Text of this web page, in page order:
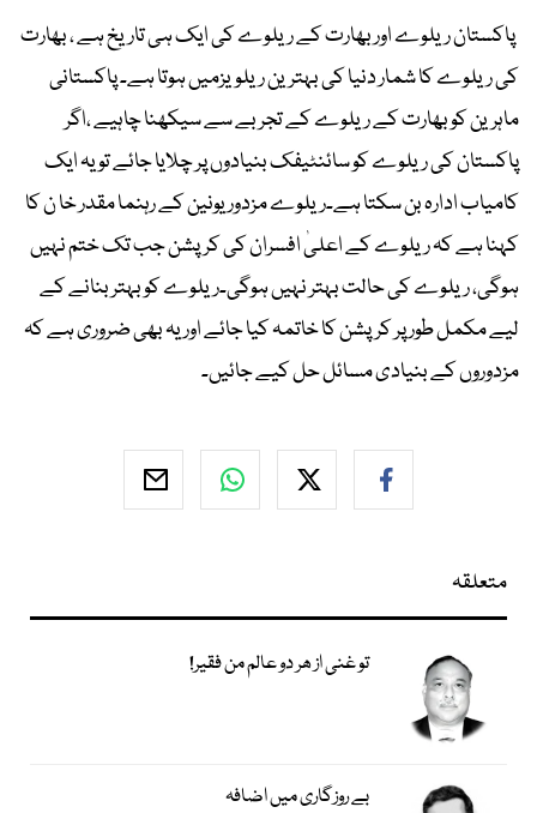
پاکستان ریلوے اور بھارت کے ریلوے کی ایک ہی تاریخ ہے ، بھارت
کی ریلوے کا شمار دنیا کی بہترین ریلویزمیں ہوتا ہے۔ پاکستانی
ماہرین کو بھارت کے ریلوے کے تجربے سے سیکھنا چاہیے ،اگر
پاکستان کی ریلوے کو سائنٹیفک بنیادوں پر چلایا جائے تو یہ ایک
کامیاب ادارہ بن سکتا ہے۔ریلوے مزدور یونین کے رہنما مقدر خا ن کا
کہنا ہے کہ ریلوے کے اعلیٰ افسران کی کرپشن جب تک ختم نہیں
ہوگی، ریلوے کی حالت بہتر نہیں ہوگی۔ریلوے کو بہتر بنانے کے
لیے مکمل طور پر کرپشن کا خاتمہ کیا جائے اور یہ بھی ضروری ہے کہ
مزدوروں کے بنیادی مسائل حل کیے جائیں۔
متعلقہ
تو غنی از ھر دو عالم من فقیر!
بے روزگاری میں اضافہ